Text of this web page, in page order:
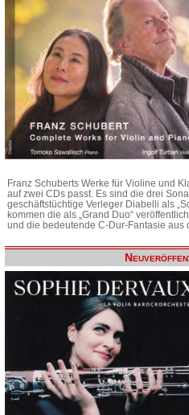
Franz Schuberts Werke für Violine und
auf zwei CDs passt. Es sind die drei
geschäftstüchtige Verleger Diabelli als
kommen die als „Grand Duo“
und die bedeutende C-Dur-Fantasie aus